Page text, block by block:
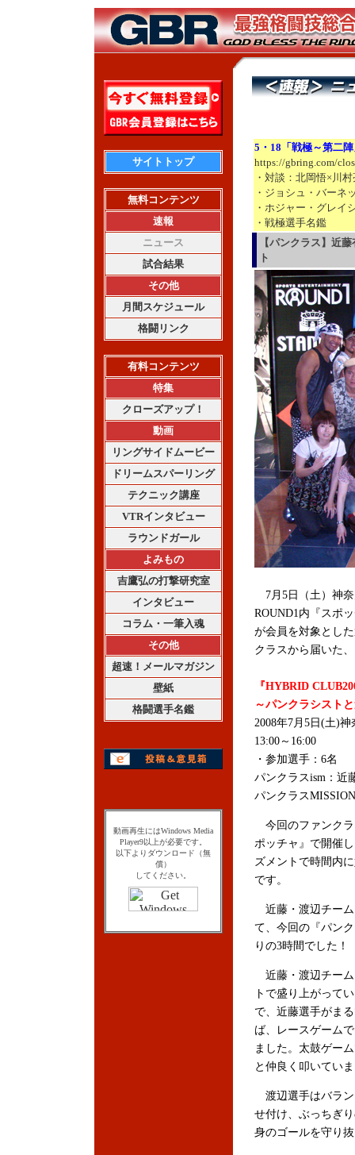
サイトトップ
無料コンテンツ
速報
ニュース
試合結果
その他
月間スケジュール
格闘リンク
有料コンテンツ
特集
クローズアップ！
動画
リングサイドムービー
ドリームスパーリング
テクニック講座
VTRインタビュー
ラウンドガール
よみもの
吉鷹弘の打撃研究室
インタビュー
コラム・一筆入魂
その他
超速！メールマガジン
壁紙
格闘選手名鑑
動画再生にはWindows Media
Player9以上が必要です。
以下よりダウンロード（無
償）
してください。
5・18「戦極～第二
https://gbring.com/
・対談：北岡悟×川
・ジョシュ・バーネ
・ホジャー・グレイ
・戦極選手名鑑
【パンクラス】近
ト
7月5日（土）神
ROUND1内『スポ
が会員を対象とし
クラスから届いた
『HYBRID
～パンクラシスト
2008年7月5日(土)
13:00～16:00
・参加選手：6名
パンクラスism：近
パンクラス
今回のファンクラ
ポッチャ』で開催
ズメントで時間内
です。
近藤・渡辺チーム
て、今回の『パン
りの3時間でした！
近藤・渡辺チーム
トで盛り上がって
で、近藤選手がま
ば、レースゲーム
ました。太鼓ゲー
と仲良く叩いてい
渡辺選手はバラン
せ付け、ぶっちぎ
身のゴールを守り